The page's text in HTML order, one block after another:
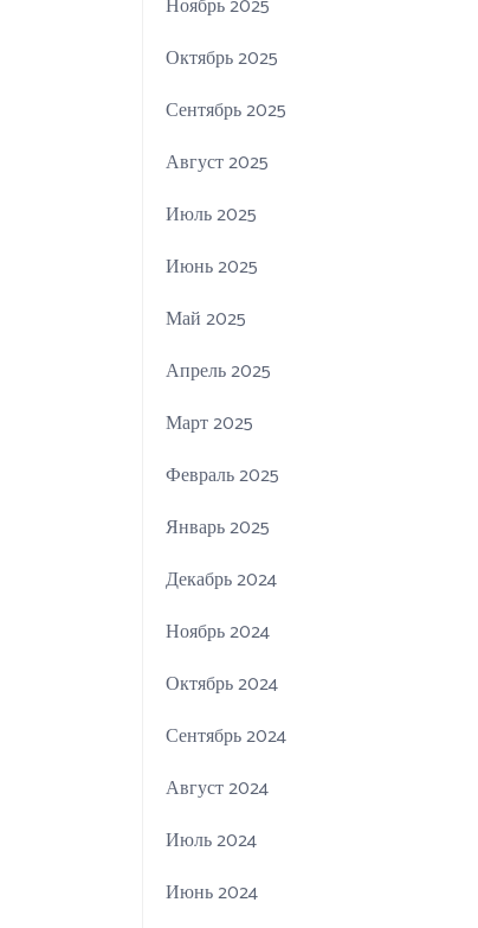
Ноябрь 2025
Октябрь 2025
Сентябрь 2025
Август 2025
Июль 2025
Июнь 2025
Май 2025
Апрель 2025
Март 2025
Февраль 2025
Январь 2025
Декабрь 2024
Ноябрь 2024
Октябрь 2024
Сентябрь 2024
Август 2024
Июль 2024
Июнь 2024